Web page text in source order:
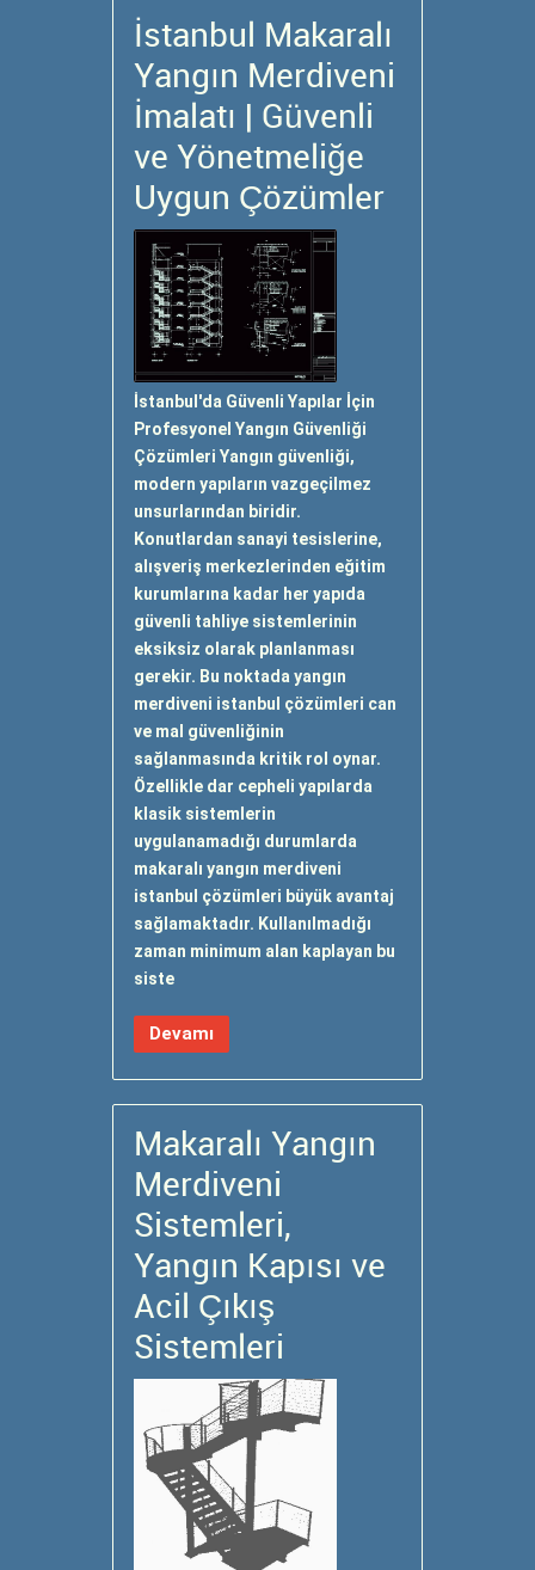
İstanbul Makaralı
Yangın Merdiveni
İmalatı | Güvenli
ve Yönetmeliğe
Uygun Çözümler
İstanbul'da Güvenli Yapılar İçin
Profesyonel Yangın Güvenliği
Çözümleri Yangın güvenliği,
modern yapıların vazgeçilmez
unsurlarından biridir.
Konutlardan sanayi tesislerine,
alışveriş merkezlerinden eğitim
kurumlarına kadar her yapıda
güvenli tahliye sistemlerinin
eksiksiz olarak planlanması
gerekir. Bu noktada yangın
merdiveni istanbul çözümleri can
ve mal güvenliğinin
sağlanmasında kritik rol oynar.
Özellikle dar cepheli yapılarda
klasik sistemlerin
uygulanamadığı durumlarda
makaralı yangın merdiveni
istanbul çözümleri büyük avantaj
sağlamaktadır. Kullanılmadığı
zaman minimum alan kaplayan bu
siste
Devamı
Makaralı Yangın
Merdiveni
Sistemleri,
Yangın Kapısı ve
Acil Çıkış
Sistemleri